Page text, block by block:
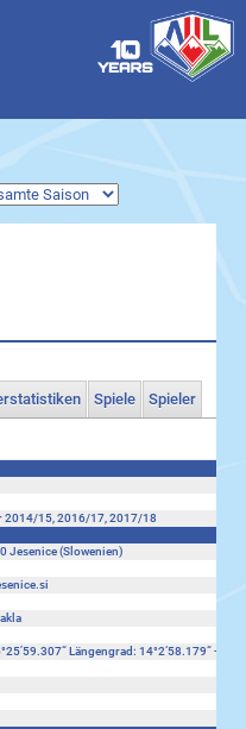
Spiele Spieler
2014/15, 2016/17, 2017/18
Jesenice (Slowenien)
Längengrad: 14°2‘58.179“ ---